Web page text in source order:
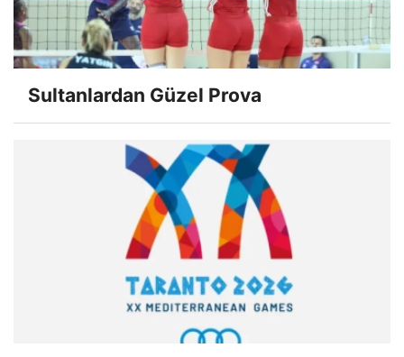
Sultanlardan Güzel Prova